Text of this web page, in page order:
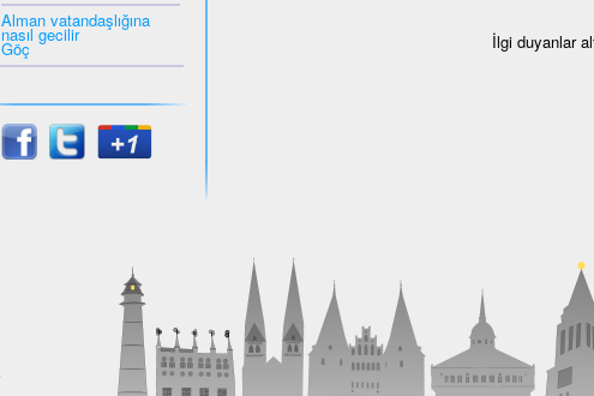
Alman vatandaşlığına
nasıl gecilir
Göç
İlgi duyanlar